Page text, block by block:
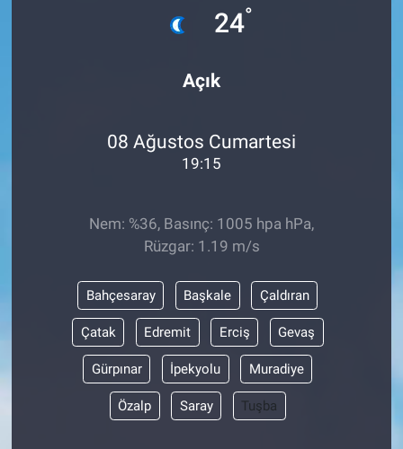
24°
Açık
08 Ağustos Cumartesi
19:15
Nem: %36, Basınç: 1005 hpa hPa,
Rüzgar: 1.19 m/s
Bahçesaray Başkale Çaldıran
Çatak Edremit Erciş Gevaş
Gürpınar İpekyolu Muradiye
Özalp Saray Tuşba